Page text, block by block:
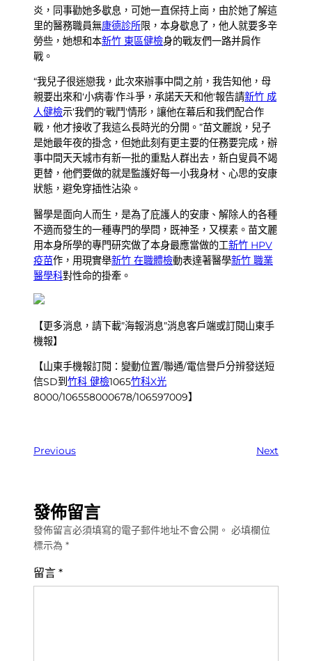
炎，同事勸她多歇息，可她一直保持上崗，由於她了解這
里的醫務職員無康德診所限，本身歇息了，他人就要多辛
勞些，她想和本新竹 東區健檢身的戰友們一路并肩作
戰。
“我兒子很迷戀我，此次來辦事中間之前，我告知他，母
親要出來和‘小病毒’作斗爭，承諾天天和他‘報告請新竹 成
人健檢示’我們的‘戰鬥’情形，讓他在幕后和我們配合作
戰，他才接收了我這么長時光的分開。”苗文麗說，兒子
是她最年夜的掛念，但她此刻有更主要的任務要完成，辦
事中間天天城市有新一批的重點人群出去，新白叟員不竭
更替，他們要做的就是監護好每一小我身材、心思的安康
狀態，避免穿插性沾染。
醫學是面向人而生，是為了庇護人的安康、解除人的各種
不適而發生的一種專門的學問，既神圣，又樸素。苗文麗
用本身所學的專門研究做了本身最應當做的工新竹 HPV
疫苗作，用現實舉新竹 在職體檢動表達著醫學新竹 職業
醫學科對性命的掛牽。
【更多消息，請下載”海報消息”消息客戶端或訂閱山東手
機報】
【山東手機報訂閱：變動位置/聯通/電信譽戶分辨發送短
信SD到竹科 健檢1065竹科X光
8000/106558000678/106597009】
Previous Next
發佈留言
發佈留言必須填寫的電子郵件地址不會公開。 必填欄位
標示為 *
留言 *